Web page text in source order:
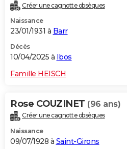
Créer une cagnotte obsèques
Naissance
23/01/1931 à Barr
Décès
10/04/2025 à Ibos
Famille HEISCH
Rose COUZINET (96 ans)
Créer une cagnotte obsèques
Naissance
09/07/1928 à Saint-Girons